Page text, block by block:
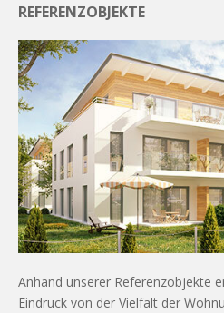
REFERENZOBJEKTE
Anhand unserer Referenzobjekte
Eindruck von der Vielfalt der